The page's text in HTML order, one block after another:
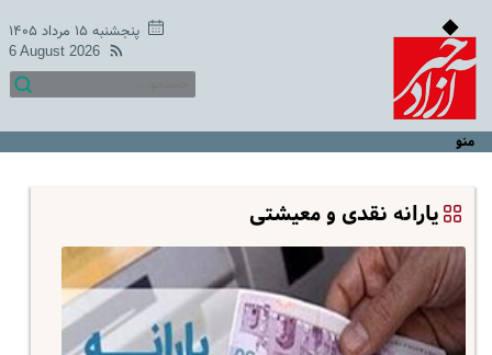
پنجشنبه ۱۵ مرداد ۱۴۰۵
6 August 2026
منو
یارانه نقدی و معیشتی